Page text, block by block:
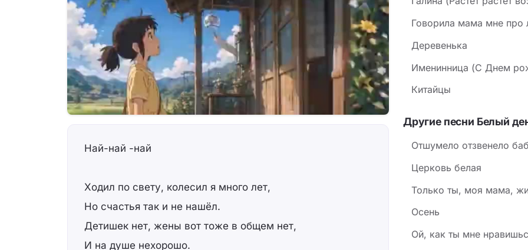
Най-най -най
Ходил по свету, колесил я много лет,
Но счастья так и не нашёл.
Детишек нет, жены вот тоже в общем нет,
И на душе нехорошо.
Говорила мама мне
Деревенька
Именинница (С Днем
Китайцы
Другие песни Белый
Отшумело отзвенело
Церковь белая
Только ты, моя мама,
Осень
Ой, как ты мне